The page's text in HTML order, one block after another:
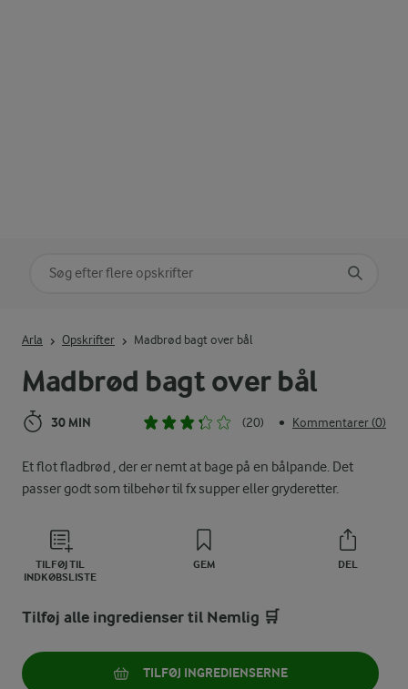
Madbrød bagt over bål
30 MIN (20) • Kommentarer (0)
Et flot fladbrød , der er nemt at bage på en bålpande. Det
passer godt som tilbehør til fx supper eller gryderetter.
TILFØJ TIL
INDKØBSLISTE
GEM DEL
Arla Opskrifter Madbrød bagt over bål
Tilføj alle ingredienser til Nemlig 🛒
TILFØJ INGREDIENSERNE
Søg på kategori